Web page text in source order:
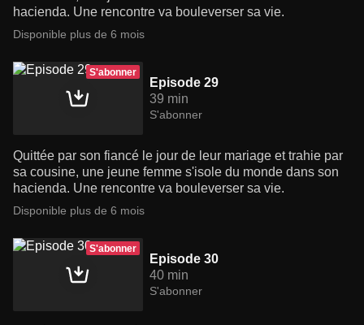
hacienda. Une rencontre va bouleverser sa vie.
Disponible plus de 6 mois
S'abonner
Episode 29
39 min
S'abonner
Quittée par son fiancé le jour de leur mariage et trahie par
sa cousine, une jeune femme s'isole du monde dans son
hacienda. Une rencontre va bouleverser sa vie.
Disponible plus de 6 mois
S'abonner
Episode 30
40 min
S'abonner